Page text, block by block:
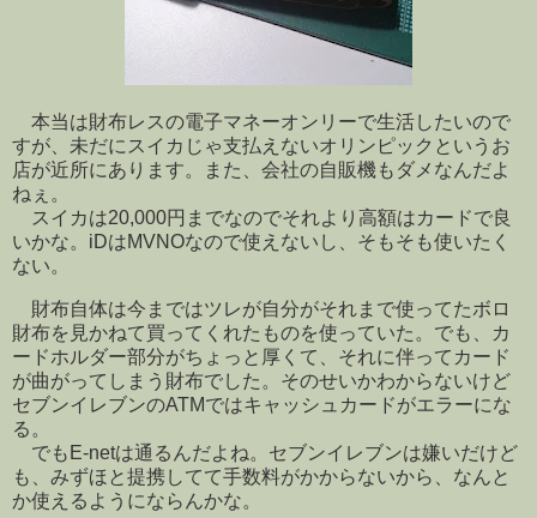
本当は財布レスの電子マネーオンリーで生活したいので
すが、未だにスイカじゃ支払えないオリンピックというお
店が近所にあります。また、会社の自販機もダメなんだよ
ねぇ。
スイカは20,000円までなのでそれより高額はカードで良
いかな。iDはMVNOなので使えないし、そもそも使いたく
ない。
財布自体は今まではツレが自分がそれまで使ってたボロ
財布を見かねて買ってくれたものを使っていた。でも、カ
ードホルダー部分がちょっと厚くて、それに伴ってカード
が曲がってしまう財布でした。そのせいかわからないけど
セブンイレブンのATMではキャッシュカードがエラーにな
る。
でもE-netは通るんだよね。セブンイレブンは嫌いだけど
も、みずほと提携してて手数料がかからないから、なんと
か使えるようにならんかな。